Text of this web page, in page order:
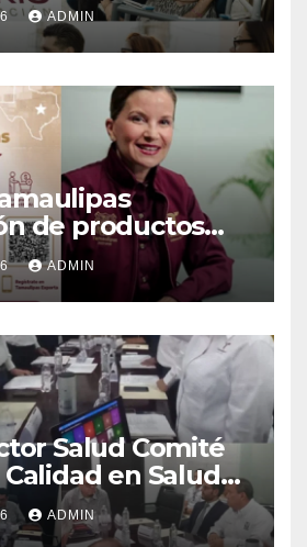
ADMIN
de productos
programa “De
para Texas,
es para ti”
ADMIN
Salud Comité
en Salud
un trato
a los
ADMIN